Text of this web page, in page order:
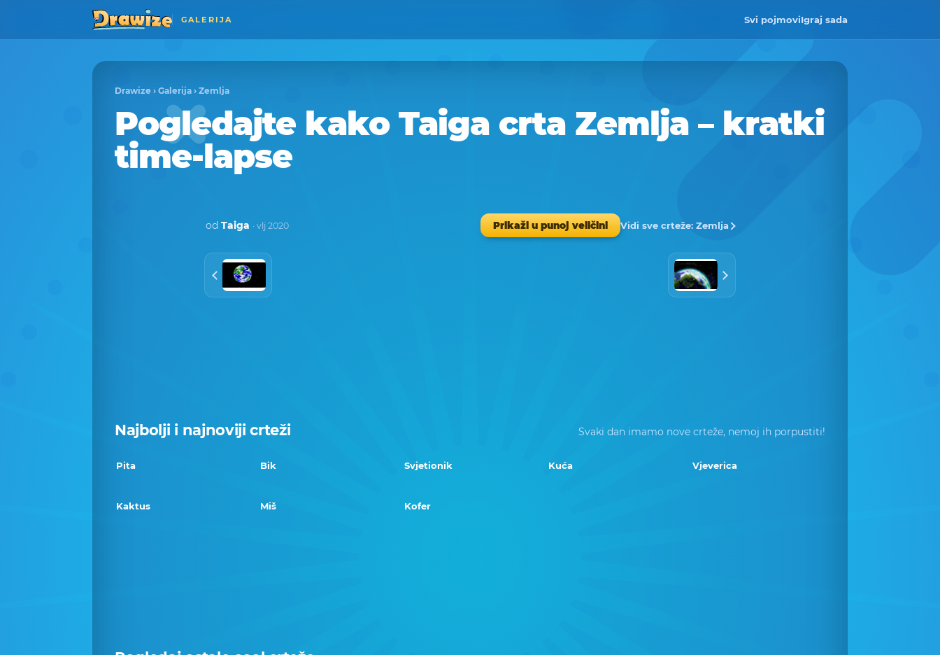
GALERIJA Svi pojmoviIgraj sada
Drawize › Galerija › Zemlja
Pogledajte kako Taiga crta Zemlja – kratki
time-lapse
od Taiga · vlj 2020 Prikaži u punoj veličini Vidi sve crteže: Zemlja
Najbolji i najnoviji crteži Svaki dan imamo nove crteže, nemoj ih porpustiti!
Pita Bik Svjetionik Kuća Vjeverica
Kaktus Miš Kofer